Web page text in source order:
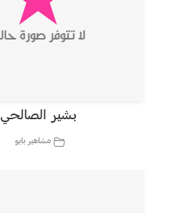
بشير الصالحي
مشاهير بايو